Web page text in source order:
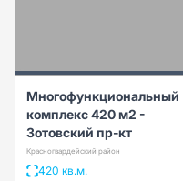
Многофункциональный
комплекс 420 м2 -
Зотовский пр-кт
Красногвардейский район
420 кв.м.